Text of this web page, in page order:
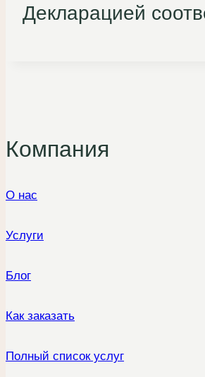
Декларацией
Компания
О нас
Услуги
Блог
Как заказать
Полный список услуг